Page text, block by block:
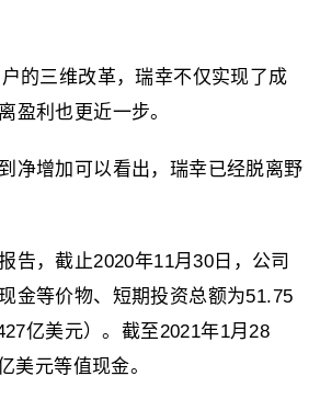
的三维改革，瑞幸不仅实现了成
盈利也更近一步。
净增加可以看出，瑞幸已经脱离野
告，截止2020年11月30日，公司
金等价物、短期投资总额为51.75
亿美元）。截至2021年1月28
美元等值现金。